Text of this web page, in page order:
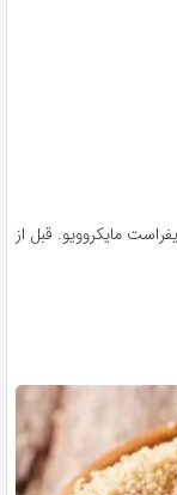
مایکروویو. قبل از